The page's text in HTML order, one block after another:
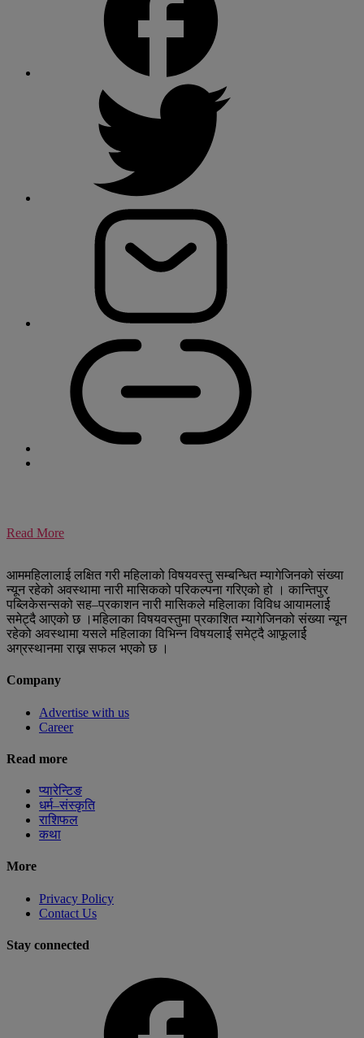
Read More
आममहिलालाई लक्षित गरी महिलाको विषयवस्तु सम्बन्धित म्यागेजिनको संख्या
न्यून रहेको अवस्थामा नारी मासिकको परिकल्पना गरिएको हो । कान्तिपुर
पब्लिकेसन्सको सह–प्रकाशन नारी मासिकले महिलाका विविध आयामलार्ई
समेट्दै आएको छ ।महिलाका विषयवस्तुमा प्रकाशित म्यागेजिनको संख्या न्यून
रहेको अवस्थामा यसले महिलाका विभिन्न विषयलार्ई समेट्दै आफूलार्ई
अग्रस्थानमा राख्न सफल भएको छ ।
Company
Advertise with us
Career
Read more
प्यारेन्टिङ
धर्म–संस्कृति
राशिफल
कथा
More
Privacy Policy
Contact Us
Stay connected